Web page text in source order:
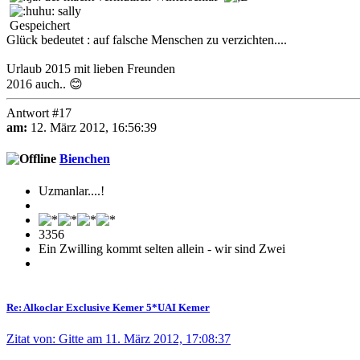
sally
Gespeichert
Glück bedeutet : auf falsche Menschen zu verzichten....
Urlaub 2015 mit lieben Freunden
2016 auch.. 😊
Antwort #17
am: 12. März 2012, 16:56:39
Bienchen
Uzmanlar....!
3356
Ein Zwilling kommt selten allein - wir sind Zwei
Re: Alkoclar Exclusive Kemer 5*UAI Kemer
Zitat von: Gitte am 11. März 2012, 17:08:37